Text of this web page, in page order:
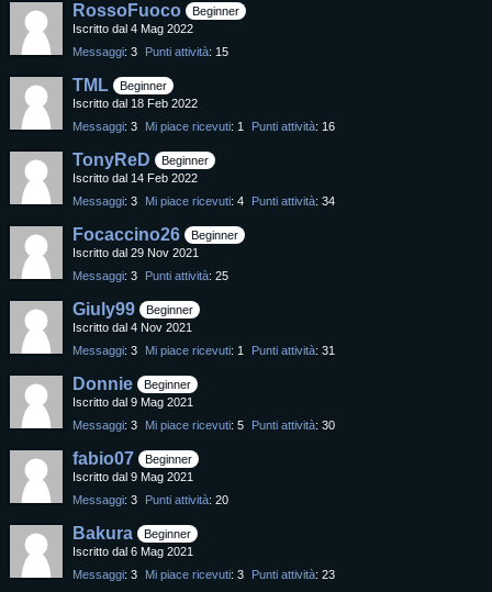
RossoFuoco
Beginner
Iscritto dal 4 Mag 2022
Messaggi 3 Punti attività 15
TML
Beginner
Iscritto dal 18 Feb 2022
Messaggi 3 Mi piace ricevuti 1 Punti attività 16
TonyReD
Beginner
Iscritto dal 14 Feb 2022
Messaggi 3 Mi piace ricevuti 4 Punti attività 34
Focaccino26
Beginner
Iscritto dal 29 Nov 2021
Messaggi 3 Punti attività 25
Giuly99
Beginner
Iscritto dal 4 Nov 2021
Messaggi 3 Mi piace ricevuti 1 Punti attività 31
Donnie
Beginner
Iscritto dal 9 Mag 2021
Messaggi 3 Mi piace ricevuti 5 Punti attività 30
fabio07
Beginner
Iscritto dal 9 Mag 2021
Messaggi 3 Punti attività 20
Bakura
Beginner
Iscritto dal 6 Mag 2021
Messaggi 3 Mi piace ricevuti 3 Punti attività 23